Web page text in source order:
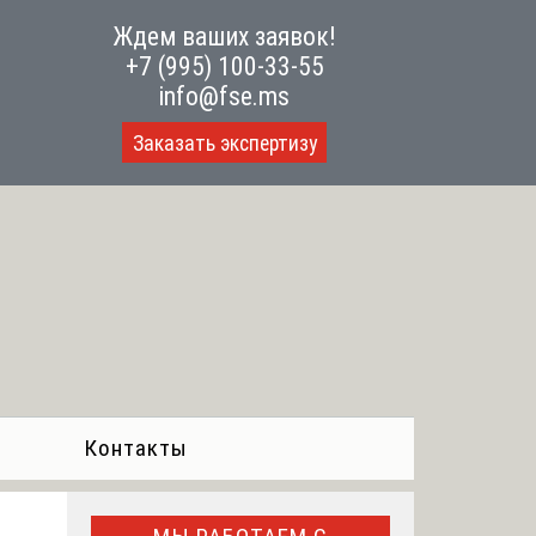
Ждем ваших заявок!
+7 (995) 100-33-55
info@fse.ms
Заказать экспертизу
Контакты